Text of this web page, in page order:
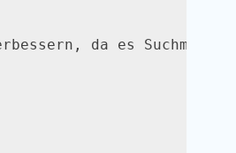
da es